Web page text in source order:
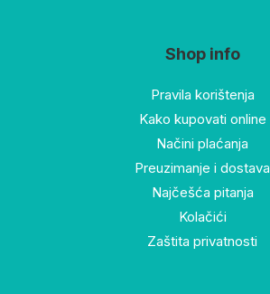
Shop info
Pravila korištenja
Kako kupovati online
Načini plaćanja
Preuzimanje i dostava
Najčešća pitanja
Kolačići
Zaštita privatnosti